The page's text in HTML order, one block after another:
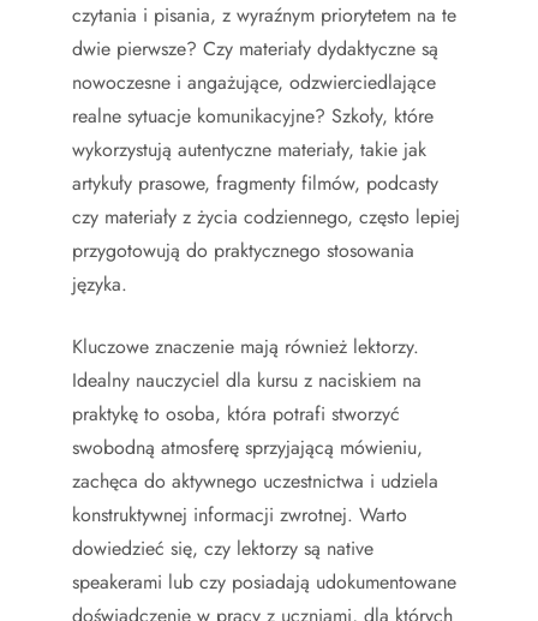
czytania i pisania, z wyraźnym priorytetem na te
dwie pierwsze? Czy materiały dydaktyczne są
nowoczesne i angażujące, odzwierciedlające
realne sytuacje komunikacyjne? Szkoły, które
wykorzystują autentyczne materiały, takie jak
artykuły prasowe, fragmenty filmów, podcasty
czy materiały z życia codziennego, często lepiej
przygotowują do praktycznego stosowania
języka.
Kluczowe znaczenie mają również lektorzy.
Idealny nauczyciel dla kursu z naciskiem na
praktykę to osoba, która potrafi stworzyć
swobodną atmosferę sprzyjającą mówieniu,
zachęca do aktywnego uczestnictwa i udziela
konstruktywnej informacji zwrotnej. Warto
dowiedzieć się, czy lektorzy są native
speakerami lub czy posiadają udokumentowane